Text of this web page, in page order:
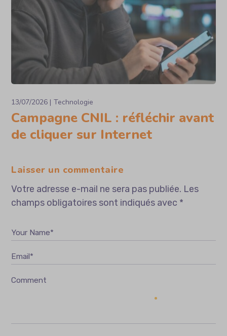
13/07/2026 Technologie
Campagne CNIL : réfléchir avant
de cliquer sur Internet
Laisser un commentaire
Votre adresse e-mail ne sera pas publiée. Les
champs obligatoires sont indiqués avec *
Your Name*
Email*
Comment